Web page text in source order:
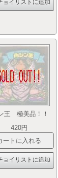
ョイリストに追加
王 極美品！！
420円
ョイリストに追加